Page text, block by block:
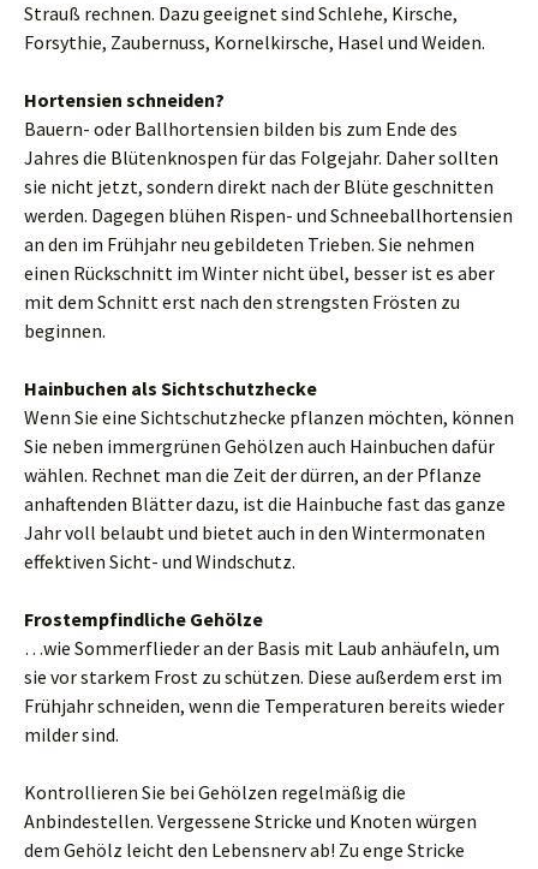
Strauß rechnen. Dazu geeignet sind Schlehe, Kirsche,
Forsythie, Zaubernuss, Kornelkirsche, Hasel und Weiden.
Hortensien schneiden?
Bauern- oder Ballhortensien bilden bis zum Ende des
Jahres die Blütenknospen für das Folgejahr. Daher sollten
sie nicht jetzt, sondern direkt nach der Blüte geschnitten
werden. Dagegen blühen Rispen- und Schneeballhortensien
an den im Frühjahr neu gebildeten Trieben. Sie nehmen
einen Rückschnitt im Winter nicht übel, besser ist es aber
mit dem Schnitt erst nach den strengsten Frösten zu
beginnen.
Hainbuchen als Sichtschutzhecke
Wenn Sie eine Sichtschutzhecke pflanzen möchten, können
Sie neben immergrünen Gehölzen auch Hainbuchen dafür
wählen. Rechnet man die Zeit der dürren, an der Pflanze
anhaftenden Blätter dazu, ist die Hainbuche fast das ganze
Jahr voll belaubt und bietet auch in den Wintermonaten
effektiven Sicht- und Windschutz.
Frostempfindliche Gehölze
…wie Sommerflieder an der Basis mit Laub anhäufeln, um
sie vor starkem Frost zu schützen. Diese außerdem erst im
Frühjahr schneiden, wenn die Temperaturen bereits wieder
milder sind.
Kontrollieren Sie bei Gehölzen regelmäßig die
Anbindestellen. Vergessene Stricke und Knoten würgen
dem Gehölz leicht den Lebensnerv ab! Zu enge Stricke